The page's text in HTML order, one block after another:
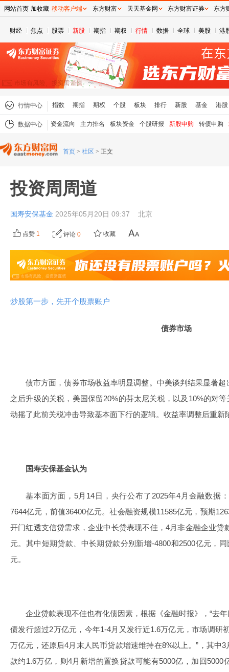
财经 焦点 股票 新股 期指 期权 行情 数据 全球 美股 港
行情中心 指数 期指 期权 个股 板块 排行 新股 基金 港股
数据中心 资金流向 主力排名 板块资金 个股研报 新股申购 转债申购
首页 > 社区 > 正文
投资周周道
国寿安保基金 2025年05月20日 09:37 北京
点赞 1 评论 0 收藏
炒股第一步，先开个股票账户
债券市场
债市方面，债券市场收益率明显调整。中美谈判结果显著
之后升级的关税，美国保留20%的芬太尼关税，以及10%的对
动摇了此前关税冲击导致基本面下行的逻辑。收益率调整后重新
国寿安保基金认为
基本面方面，5月14日，央行公布了2025年4月金融数据
7644亿元，前值36400亿元。社会融资规模11585亿元，预期
开门红透支信贷需求，企业中长贷表现不佳，4月非金融企业贷
元。其中短期贷款、中长期贷款分别新增-4800和2500亿元，
元。
企业贷款表现不佳也有化债因素，根据《金融时报》，“去
债发行超过2万亿元，今年1-4月又发行近1.6万亿元，市场调研
万亿元，还原后4月末人民币贷款增速维持在8%以上。”，其中
款约1.6万亿，则4月新增的置换贷款可能有5000亿，加回5000
网站首页 加收藏 移动客户端 东方财富 天天基金网 东方财富证券 东方